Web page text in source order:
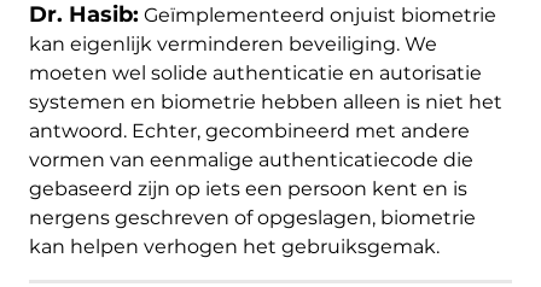
Dr. Hasib: Geïmplementeerd onjuist biometrie
kan eigenlijk verminderen beveiliging. We
moeten wel solide authenticatie en autorisatie
systemen en biometrie hebben alleen is niet het
antwoord. Echter, gecombineerd met andere
vormen van eenmalige authenticatiecode die
gebaseerd zijn op iets een persoon kent en is
nergens geschreven of opgeslagen, biometrie
kan helpen verhogen het gebruiksgemak.